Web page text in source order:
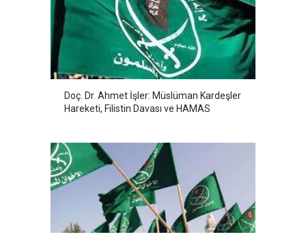
Doç. Dr. Ahmet İşler: Müslüman Kardeşler
Hareketi, Filistin Davası ve HAMAS